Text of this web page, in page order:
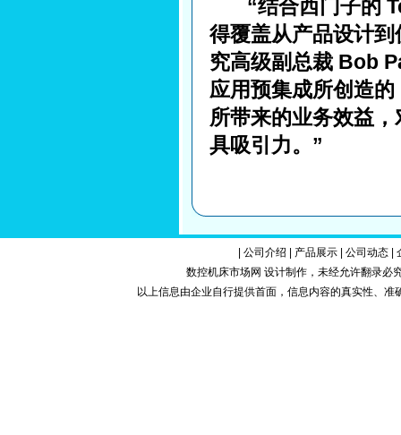
“结合西门子的
得覆盖从产品设计
究高级副总裁 Bob
应用预集成所创造
所带来的业务效益
具吸引力。”
公司介绍 产品展示| 公司动态|
数控机床市场网 设计制作，未经允许翻录必
以上信息由企业自行提供首面，信息内容的真实性、